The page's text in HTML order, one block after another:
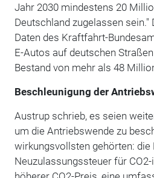
Jahr 2030 mindestens 20
Deutschland zugelassen sein."
Daten des Kraftfahrt-
E-Autos auf deutschen
Bestand von mehr als 48
Beschleunigung der
Austrup schrieb, es seien
um die Antriebswende zu
wirkungsvollsten gehörten: die
Neuzulassungssteuer für CO2-